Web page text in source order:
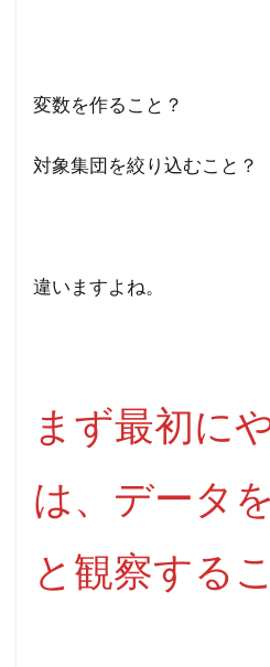
変数を作ること？
対象集団を絞り込むこと？
違いますよね。
まず最初に
は、データ
と観察する